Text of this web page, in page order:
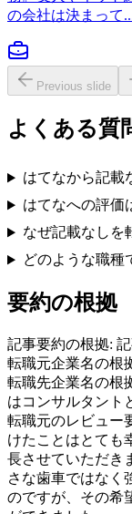
の会社は決まって
Previous slide
よくある質
はてなから記載
はてなへの評価
なぜ記載なしを
どのような職種
要約の根拠
記事要約の根拠:
転職元企業名の根
転職先企業名の根
はコンサルタント
転職元のレビュー
けたことはとても
長させていただき
さな歯車ではなく
のですが、その希